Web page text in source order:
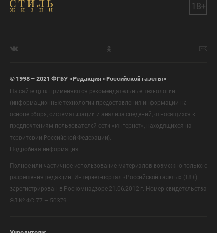
18+
© 1998 – 2021 ФГБУ «Редакция «Российской газеты»
На сайте rg.ru применяются рекомендательные технологии
(информационные технологии предоставления информации на
основе сбора, систематизации и анализа сведений, относящихся к
предпочтениям пользователей сети «Интернет», находящихся на
территории Российской Федерации).
Подробная информация
Полное или частичное использование материалов возможно только с
разрешения редакции. Интернет-портал «Российской газеты» (18+)
зарегистрирован в Роскомнадзоре 21.06.2012 г. Номер свидетельства
ЭЛ № ФС 77 — 50379.